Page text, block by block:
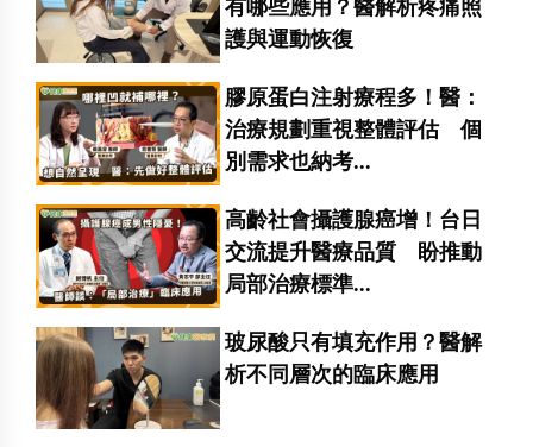
有哪些應用？醫解析疼痛照
護與運動恢復
膠原蛋白注射療程多！醫：
治療規劃重視整體評估 個
別需求也納考...
高齡社會攝護腺癌增！台日
交流提升醫療品質 盼推動
局部治療標準...
玻尿酸只有填充作用？醫解
析不同層次的臨床應用